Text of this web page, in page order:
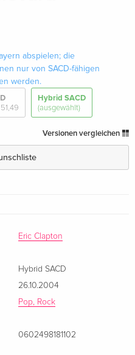
abspielen; die
nur von SACD-fähigen
werden.
51,49
Hybrid SACD
(ausgewählt)
Versionen vergleichen
Eric Clapton
Hybrid SACD
26.10.2004
Pop, Rock
0602498181102